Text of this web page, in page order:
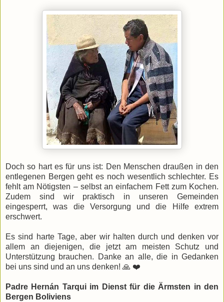
Doch so hart es für uns ist: Den Menschen draußen in den
entlegenen Bergen geht es noch wesentlich schlechter. Es
fehlt am Nötigsten – selbst an einfachem Fett zum Kochen.
Zudem sind wir praktisch in unseren Gemeinden
eingesperrt, was die Versorgung und die Hilfe extrem
erschwert.
Es sind harte Tage, aber wir halten durch und denken vor
allem an diejenigen, die jetzt am meisten Schutz und
Unterstützung brauchen. Danke an alle, die in Gedanken
bei uns sind und an uns denken! 🙏 ❤️
Padre Hernán Tarqui im Dienst für die Ärmsten in den
Bergen Boliviens